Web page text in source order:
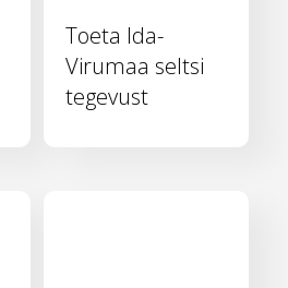
Toeta Ida-
Virumaa seltsi
tegevust